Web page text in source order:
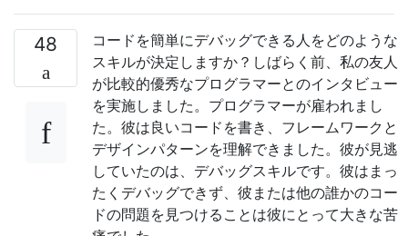
48
コードを簡単にデバッグできる人をどのような
スキルが決定しますか？しばらく前、私の友人
が比較的優秀なプログラマーとのインタビュー
を実施しました。プログラマーが雇われまし
た。彼は良いコードを書き、フレームワークと
デザインパターンを理解できました。彼が見逃
していたのは、デバッグスキルです。彼はまっ
たくデバッグできず、彼または他の誰かのコー
ドの問題を見つけることは彼にとって大きな苦